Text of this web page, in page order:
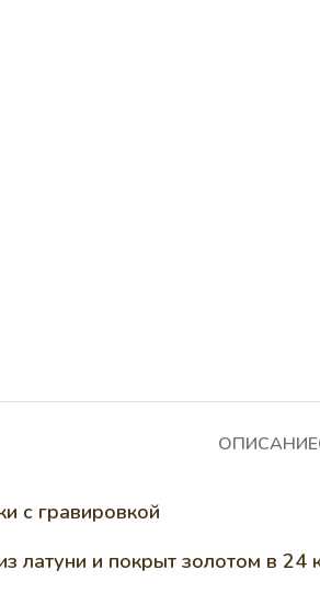
ОПИСАНИЕ
с гравировкой
латуни и покрыт золотом в 24